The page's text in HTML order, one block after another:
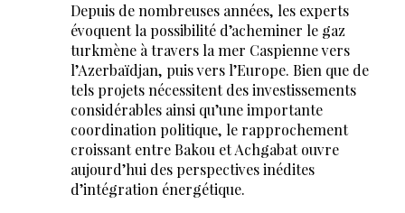
Depuis de nombreuses années, les experts
évoquent la possibilité d’acheminer le gaz
turkmène à travers la mer Caspienne vers
l’Azerbaïdjan, puis vers l’Europe. Bien que de
tels projets nécessitent des investissements
considérables ainsi qu’une importante
coordination politique, le rapprochement
croissant entre Bakou et Achgabat ouvre
aujourd’hui des perspectives inédites
d’intégration énergétique.